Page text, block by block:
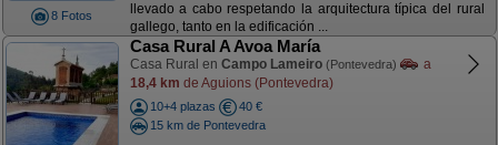
8 Fotos
llevado a cabo respetando la arquitectura típica del rural
gallego, tanto en la edificación ...
Casa Rural A Avoa María
Casa Rural en Campo Lameiro (Pontevedra)
a
18,4 km de Aguions (Pontevedra)
10+4 plazas
40 €
15 km de Pontevedra